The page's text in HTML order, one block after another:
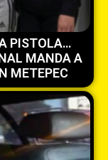
PISTOLA…
MANDA A
METEPEC